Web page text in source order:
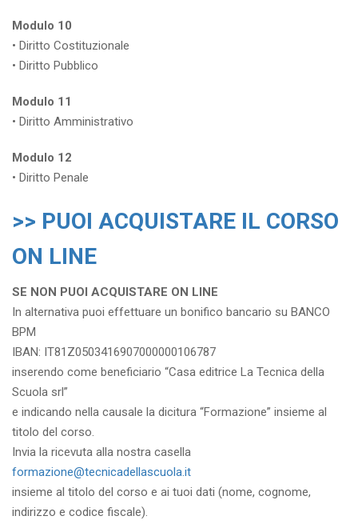
Modulo 10
• Diritto Costituzionale
• Diritto Pubblico
Modulo 11
• Diritto Amministrativo
Modulo 12
• Diritto Penale
>> PUOI ACQUISTARE IL CORSO
ON LINE
SE NON PUOI ACQUISTARE ON LINE
In alternativa puoi effettuare un bonifico bancario su BANCO
BPM
IBAN: IT81Z0503416907000000106787
inserendo come beneficiario “Casa editrice La Tecnica della
Scuola srl”
e indicando nella causale la dicitura “Formazione” insieme al
titolo del corso.
Invia la ricevuta alla nostra casella
formazione@tecnicadellascuola.it
insieme al titolo del corso e ai tuoi dati (nome, cognome,
indirizzo e codice fiscale).